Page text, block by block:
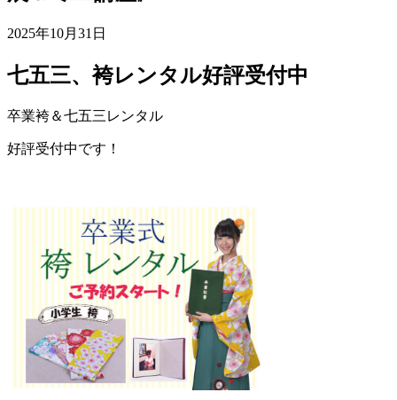
2025年10月31日
七五三、袴レンタル好評受付中
卒業袴＆七五三レンタル
好評受付中です！